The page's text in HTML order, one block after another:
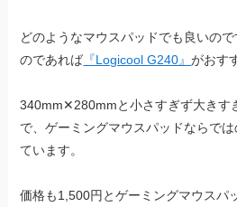
どのようなマウスパッドでも良いの
のであれば 『Logicool G240』がおす
340mm✕280mmと小さすぎず大きす
で、ゲーミングマウスパッドならで
ています。
価格も1,500円とゲーミングマウスパ